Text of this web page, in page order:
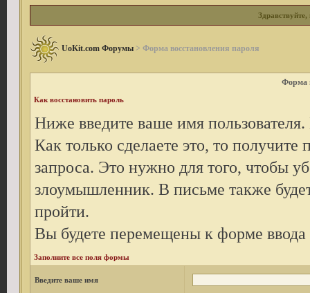
Здравствуйте,
UoKit.com Форумы > Форма восстановления пароля
Форма
Как восстановить пароль
Ниже введите ваше имя
Как только сделаете это, то
запроса. Это нужно для того, чтобы
злоумышленник. В письме также
пройти.
Вы будете перемещены к форме ввода
Заполните все поля формы
Введите ваше имя